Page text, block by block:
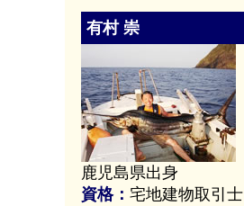
有村 崇
鹿児島県出身
資格： 宅地建物取引士